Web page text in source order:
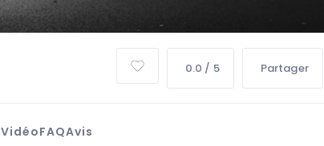
0.0 / 5 Partager
VidéoFAQAvis